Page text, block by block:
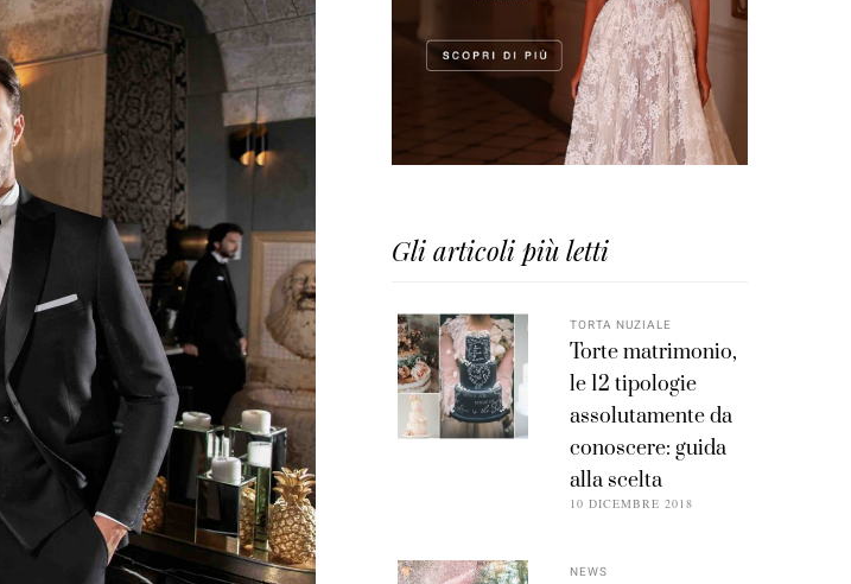
Gli articoli più letti
TORTA NUZIALE
Torte matrimonio,
le 12 tipologie
assolutamente da
conoscere: guida
alla scelta
10 DICEMBRE 2018
NEWS